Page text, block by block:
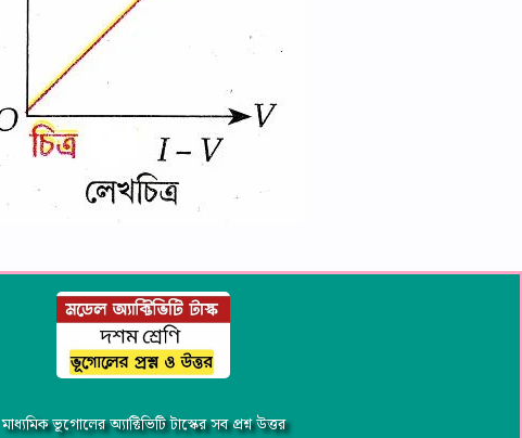
মাধ্যমিক ভূগোলের অ্যাক্টিভিটি টাস্কের সব প্রশ্ন উত্তর